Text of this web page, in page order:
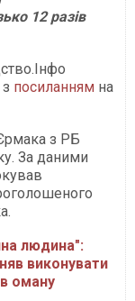
12 разів
з посиланням на
з РБ
За даними
людина":
виконувати
оману